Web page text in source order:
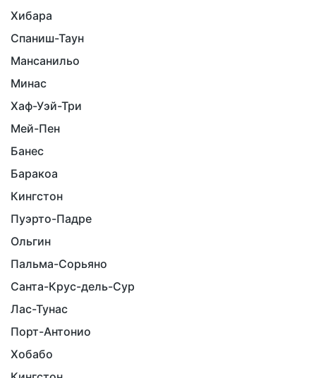
Хибара
Спаниш-Таун
Мансанильо
Минас
Хаф-Уэй-Три
Мей-Пен
Банес
Баракоа
Кингстон
Пуэрто-Падре
Ольгин
Пальма-Сорьяно
Санта-Крус-дель-Сур
Лас-Тунас
Порт-Антонио
Хобабо